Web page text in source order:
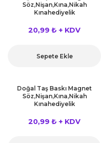
Veda Parti Malzemeleri
Süsleri (Halloween)
İlk dişim
Maskeleri
modelleri (süslü
Taş Baskı Ürünleri
Söz,Nişan,Kına,Nikah
Kınahediyelik
20,99 ₺ + KDV
Sepete Ekle
Doğal Taş Baskı Magnet
Söz,Nişan,Kına,Nikah
Kınahediyelik
20,99 ₺ + KDV